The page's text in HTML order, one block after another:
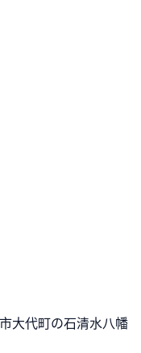
大代町の石清水八幡